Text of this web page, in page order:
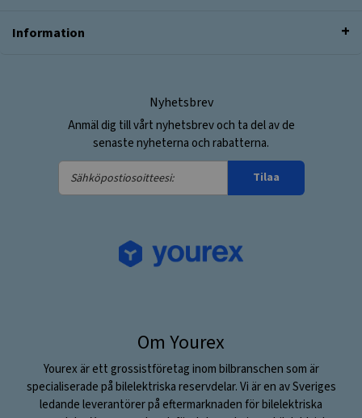
Information
Nyhetsbrev
Anmäl dig till vårt nyhetsbrev och ta del av de
senaste nyheterna och rabatterna.
Sähköpostiosoitteesi:
Tilaa
Om Yourex
Yourex är ett grossistföretag inom bilbranschen som är
specialiserade på bilelektriska reservdelar. Vi är en av Sveriges
ledande leverantörer på eftermarknaden för bilelektriska